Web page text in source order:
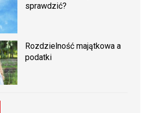
sprawdzić?
Rozdzielność majątkowa a
podatki